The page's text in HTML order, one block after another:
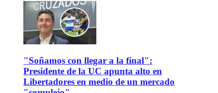
"Soñamos con llegar a la final":
Presidente de la UC apunta alto en
Libertadores en medio de un mercado